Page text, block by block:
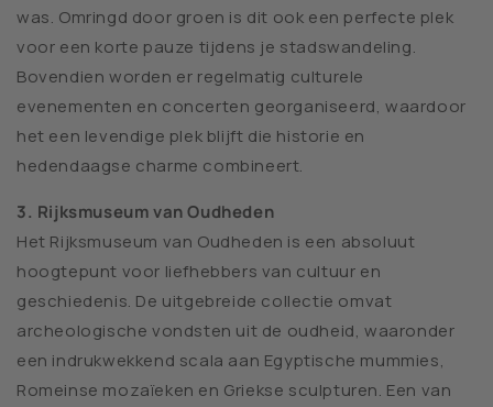
was. Omringd door groen is dit ook een perfecte plek
voor een korte pauze tijdens je stadswandeling.
Bovendien worden er regelmatig culturele
evenementen en concerten georganiseerd, waardoor
het een levendige plek blijft die historie en
hedendaagse charme combineert.
3. Rijksmuseum van Oudheden
Het Rijksmuseum van Oudheden is een absoluut
hoogtepunt voor liefhebbers van cultuur en
geschiedenis. De uitgebreide collectie omvat
archeologische vondsten uit de oudheid, waaronder
een indrukwekkend scala aan Egyptische mummies,
Romeinse mozaïeken en Griekse sculpturen. Een van